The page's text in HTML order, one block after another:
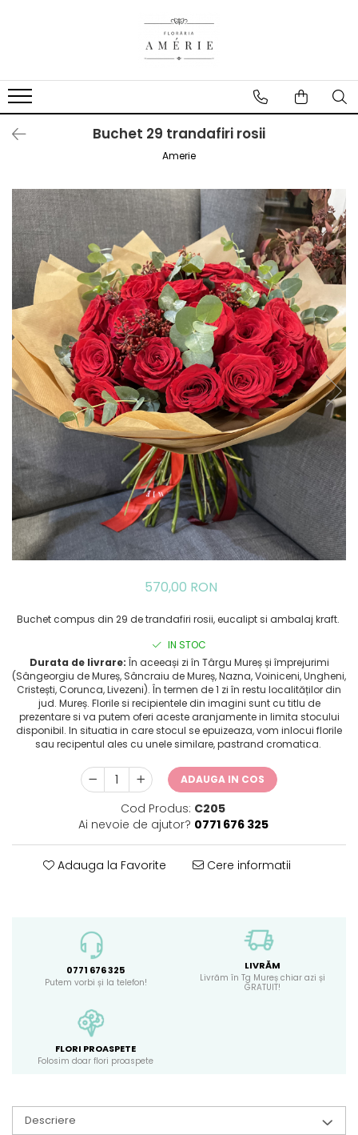
Buchet 29 trandafiri rosii
Amerie
570,00 RON
Buchet compus din 29 de trandafiri rosii, eucalipt si ambalaj kraft.
IN STOC
Durata de livrare: În aceeași zi în Târgu Mureș și împrejurimi
(Sângeorgiu de Mureș, Sâncraiu de Mureș, Nazna, Voiniceni, Ungheni,
Cristești, Corunca, Livezeni). În termen de 1 zi în restu localităților din
jud. Mureș. Florile si recipientele din imagini sunt cu titlu de
prezentare si va putem oferi aceste aranjamente in limita stocului
disponibil. In situatia in care stocul se epuizeaza, vom inlocui florile
sau recipentul ales cu unele similare, pastrand cromatica.
ADAUGA IN COS
Cod Produs: C205
Ai nevoie de ajutor? 0771 676 325
Adauga la Favorite Cere informatii
0771 676 325
Putem vorbi și la telefon!
LIVRĂM
Livrăm în Tg Mureș chiar azi și
GRATUIT!
FLORI PROASPETE
Folosim doar flori proaspete
Descriere